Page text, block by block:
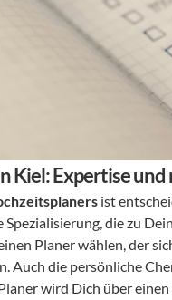
Kiel: Expertise
ist
die zu
Planer wählen, der
Auch die persönliche
wird Dich über